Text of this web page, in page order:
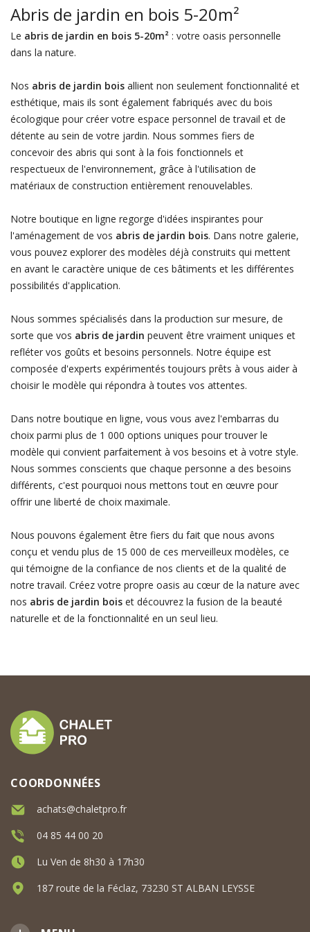
Abris de jardin en bois 5-20m²
Le abris de jardin en bois 5-20m²: votre oasis personnelle
dans la nature.
Nos abris de jardin boisallient non seulement fonctionnalité et
esthétique, mais ils sont également fabriqués avec du bois
écologique pour créer votre espace personnel de travail et de
détente au sein de votre jardin. Nous sommes fiers de
concevoir des abris qui sont à la fois fonctionnels et
respectueux de l'environnement, grâce à l'utilisation de
matériaux de construction entièrement renouvelables.
Notre boutique en ligne regorge d'idées inspirantes pour
l'aménagement de vos abris de jardin bois. Dans notre galerie,
vous pouvez explorer des modèles déjà construits qui mettent
en avant le caractère unique de ces bâtiments et les différentes
possibilités d'application.
Nous sommes spécialisés dans la production sur mesure, de
sorte que vos abris de jardin peuvent être vraiment uniques et
refléter vos goûts et besoins personnels. Notre équipe est
composée d'experts expérimentés toujours prêts à vous aider à
choisir le modèle qui répondra à toutes vos attentes.
Dans notre boutique en ligne, vous vous avez l'embarras du
choix parmi plus de 1 000 options uniques pour trouver le
modèle qui convient parfaitement à vos besoins et à votre style.
Nous sommes conscients que chaque personne a des besoins
différents, c'est pourquoi nous mettons tout en œuvre pour
offrir une liberté de choix maximale.
Nous pouvons également être fiers du fait que nous avons
conçu et vendu plus de 15 000 de ces merveilleux modèles, ce
qui témoigne de la confiance de nos clients et de la qualité de
notre travail. Créez votre propre oasis au cœur de la nature avec
nos abris de jardin boiset découvrez la fusion de la beauté
naturelle et de la fonctionnalité en un seul lieu.
COORDONNÉES
achats@chaletpro.fr
04 85 44 00 20
Lu Ven de 8h30 à 17h30
187 route de la Féclaz, 73230 ST ALBAN LEYSSE